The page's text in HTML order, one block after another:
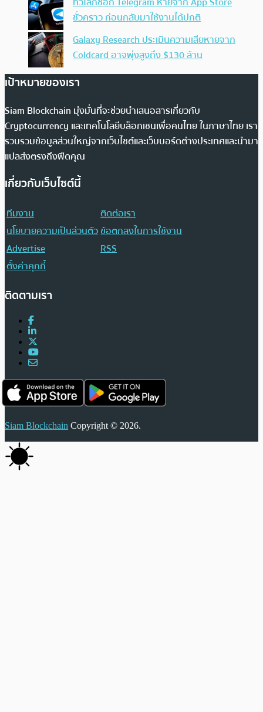
ชั่วคราว ก่อนกลับมาใช้งานได้ปกติ
Galaxy Research ประเมินความเสียหายจาก
Coldcard อาจพุ่งสูงถึง $130 ล้าน
เป้าหมายของเรา
Siam Blockchain มุ่งมั่นที่จะช่วยนำเสนอสารเกี่ยวกับ
Cryptocurrency และเทคโนโลยีบล็อกเชนเพื่อคนไทย ในภาษาไทย เรา
รวบรวมข้อมูลส่วนใหญ่จากเว็บไซต์และเว็บบอร์ดต่างประเทศและนำมา
แปลส่งตรงถึงฟีดคุณ
เกี่ยวกับเว็บไซต์นี้
ทีมงาน
ติดต่อเรา
นโยบายความเป็นส่วนตัวข้อตกลงในการใช้งาน
Advertise
RSS
ตั้งค่าคุกกี้
ติดตามเรา
Siam Blockchain Copyright © 2026.